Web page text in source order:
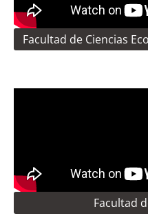
Facultad de Ciencias
Facultad